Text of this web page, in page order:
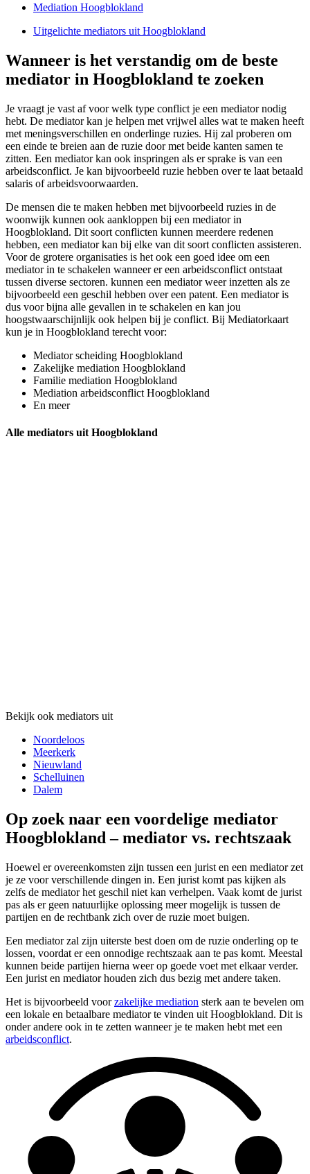
Mediation Hoogblokland
Uitgelichte mediators uit Hoogblokland
Wanneer is het verstandig om de beste
mediator in Hoogblokland te zoeken
Je vraagt je vast af voor welk type conflict je een mediator nodig
hebt. De mediator kan je helpen met vrijwel alles wat te maken heeft
met meningsverschillen en onderlinge ruzies. Hij zal proberen om
een einde te breien aan de ruzie door met beide kanten samen te
zitten. Een mediator kan ook inspringen als er sprake is van een
arbeidsconflict. Je kan bijvoorbeeld ruzie hebben over te laat betaald
salaris of arbeidsvoorwaarden.
De mensen die te maken hebben met bijvoorbeeld ruzies in de
woonwijk kunnen ook aankloppen bij een mediator in
Hoogblokland. Dit soort conflicten kunnen meerdere redenen
hebben, een mediator kan bij elke van dit soort conflicten assisteren.
Voor de grotere organisaties is het ook een goed idee om een
mediator in te schakelen wanneer er een arbeidsconflict ontstaat
tussen diverse sectoren. kunnen een mediator weer inzetten als ze
bijvoorbeeld een geschil hebben over een patent. Een mediator is
dus voor bijna alle gevallen in te schakelen en kan jou
hoogstwaarschijnlijk ook helpen bij je conflict. Bij Mediatorkaart
kun je in Hoogblokland terecht voor:
Mediator scheiding Hoogblokland
Zakelijke mediation Hoogblokland
Familie mediation Hoogblokland
Mediation arbeidsconflict Hoogblokland
En meer
Alle mediators uit Hoogblokland
Bekijk ook mediators uit
Noordeloos
Meerkerk
Nieuwland
Schelluinen
Dalem
Op zoek naar een voordelige mediator
Hoogblokland – mediator vs. rechtszaak
Hoewel er overeenkomsten zijn tussen een jurist en een mediator zet
je ze voor verschillende dingen in. Een jurist komt pas kijken als
zelfs de mediator het geschil niet kan verhelpen. Vaak komt de jurist
pas als er geen natuurlijke oplossing meer mogelijk is tussen de
partijen en de rechtbank zich over de ruzie moet buigen.
Een mediator zal zijn uiterste best doen om de ruzie onderling op te
lossen, voordat er een onnodige rechtszaak aan te pas komt. Meestal
kunnen beide partijen hierna weer op goede voet met elkaar verder.
Een jurist en mediator houden zich dus bezig met andere taken.
Het is bijvoorbeeld voorzakelijke mediation sterk aan te bevelen om
een lokale en betaalbare mediator te vinden uit Hoogblokland. Dit is
onder andere ook in te zetten wanneer je te maken hebt met een
arbeidsconflict.